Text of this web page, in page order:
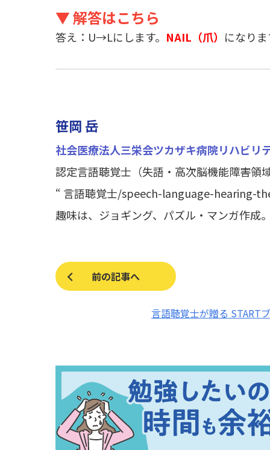
▼ 解答はこちら
答え：U→Lにします。 NAIL（爪） になり
笹岡 岳
社会医療法人三栄会ツカザキ病院リハビリ
認定言語聴覚士（失語・高次脳機能障害領
“ 言語聴覚士/speech-language-hearing-
趣味は、ジョギング、パズル・マンガ作成
前の記事へ
言語聴覚士が贈る START